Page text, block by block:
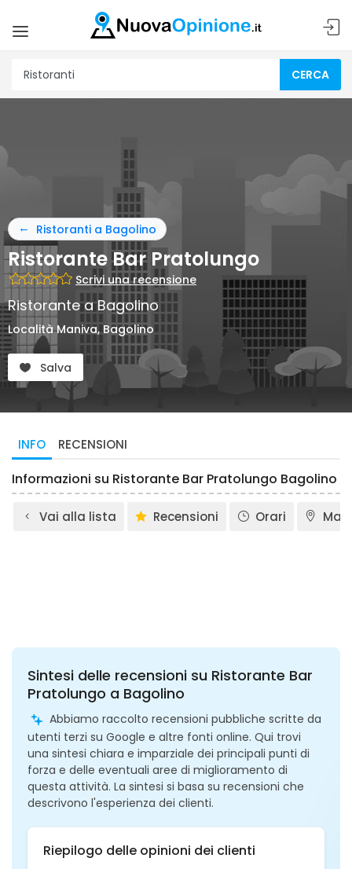
CERCA
Ristoranti a Bagolino
Ristorante Bar Pratolungo
Scrivi una recensione
Ristorante a Bagolino
Località Maniva, Bagolino
Salva
INFO RECENSIONI
Informazioni su Ristorante Bar Pratolungo Bagolino
Vai alla lista Recensioni Orari
Sintesi delle recensioni su Ristorante Bar
Pratolungo a Bagolino
Abbiamo raccolto recensioni pubbliche scritte da
utenti terzi su Google e altre fonti online. Qui trovi
una sintesi chiara e imparziale dei principali punti di
forza e delle eventuali aree di miglioramento di
questa attività. La sintesi si basa su recensioni che
descrivono l'esperienza dei clienti.
Riepilogo delle opinioni dei clienti